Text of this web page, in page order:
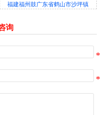
福建福州鼓广东省鹤山市沙坪镇
询